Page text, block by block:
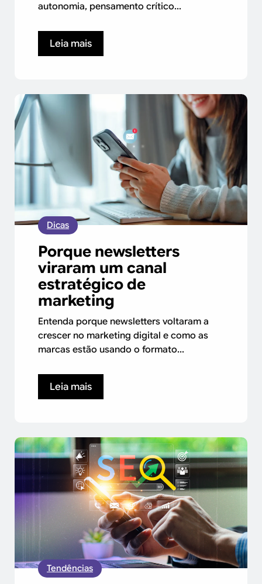
autonomia, pensamento crítico...
Leia mais
Dicas
Porque newsletters
viraram um canal
estratégico de
marketing
Entenda porque newsletters voltaram a
crescer no marketing digital e como as
marcas estão usando o formato...
Leia mais
Tendências